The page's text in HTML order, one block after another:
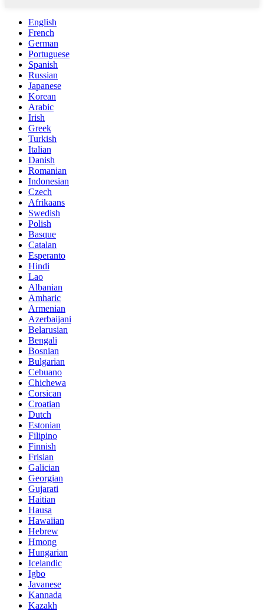
English
French
German
Portuguese
Spanish
Russian
Japanese
Korean
Arabic
Irish
Greek
Turkish
Italian
Danish
Romanian
Indonesian
Czech
Afrikaans
Swedish
Polish
Basque
Catalan
Esperanto
Hindi
Lao
Albanian
Amharic
Armenian
Azerbaijani
Belarusian
Bengali
Bosnian
Bulgarian
Cebuano
Chichewa
Corsican
Croatian
Dutch
Estonian
Filipino
Finnish
Frisian
Galician
Georgian
Gujarati
Haitian
Hausa
Hawaiian
Hebrew
Hmong
Hungarian
Icelandic
Igbo
Javanese
Kannada
Kazakh